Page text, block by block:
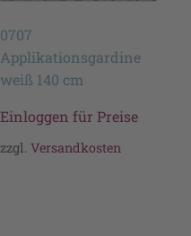
0707
Applikationsgardine
weiß 140 cm
Einloggen für Preise
zzgl.Versandkosten